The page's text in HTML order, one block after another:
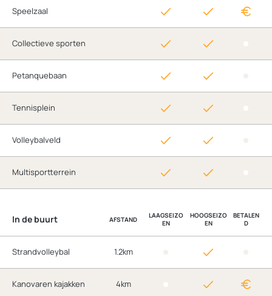
Speelzaal
Collectieve sporten
Petanquebaan
Tennisplein
Volleybalveld
Multisportterrein
In de buurt AFSTAND
LAAGSEIZO
EN
HOOGSEIZO
EN
BETALEN
D
Strandvolleybal 1.2km
Kanovaren kajakken 4km